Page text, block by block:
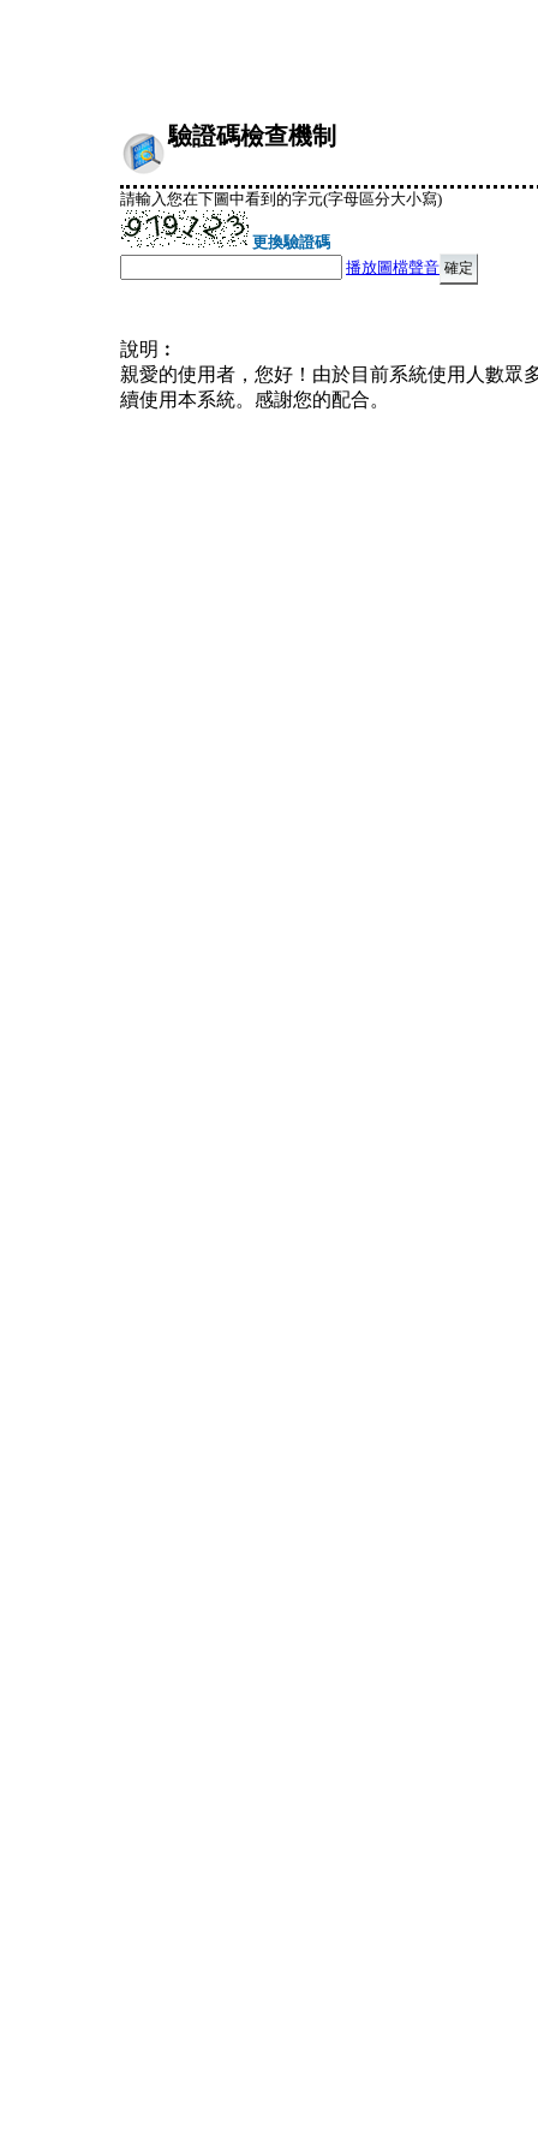
驗證碼檢查機制
請輸入您在下圖中看到的字元(字母區分大小寫)
更換驗證碼
播放圖檔聲音
說明︰
親愛的使用者，您好！由於目前系統使用人數眾
續使用本系統。感謝您的配合。